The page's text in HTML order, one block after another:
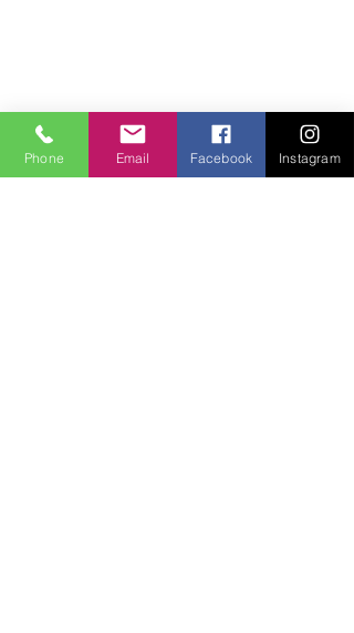
Phone Email Facebook Instagram